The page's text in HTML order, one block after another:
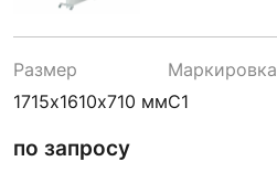
Размер
1715х1610х710 мм
Маркировка
С1
по запросу